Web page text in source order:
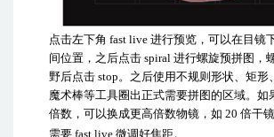
点击左下角 fast live 进行预览，可以在目镜
间位置，之后点击 spiral 进行螺旋预拼图，
野后点击 stop。之后使用不规则形状、矩形
魔术棒等工具圈出正式需要拼图的区域。如
倍数，可以换成更高倍数物镜，如 20 倍干
需要 fast live 微调好焦距。